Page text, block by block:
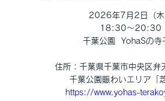
2026年7月2日（木
18:30～20:30
千葉公園 YohaSの寺
住所：千葉県千葉市中央区弁
千葉公園賑わいエリア「
https://www.yohas-